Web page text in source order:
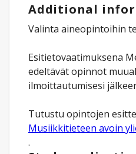
Additional
Valinta aineopintoihin
Esitietovaatimuksena
edeltävät opinnot
ilmoittautumisesi
Tutustu opintojen
Musiikkitieteen avoin
.